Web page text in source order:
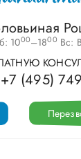
1000–1800 Вс:
+7 (495)